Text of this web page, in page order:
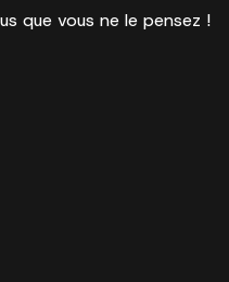
que vous ne le pensez !